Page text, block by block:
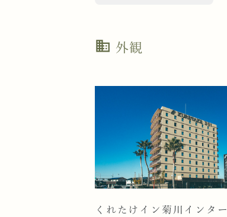
business 外観
くれたけイン菊川インター